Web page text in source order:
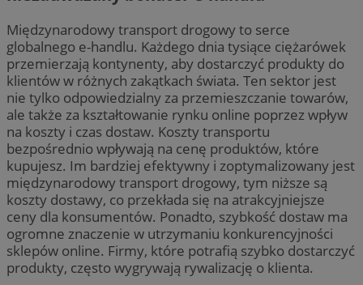
Międzynarodowy transport drogowy to serce
globalnego e-handlu. Każdego dnia tysiące ciężarówek
przemierzają kontynenty, aby dostarczyć produkty do
klientów w różnych zakątkach świata. Ten sektor jest
nie tylko odpowiedzialny za przemieszczanie towarów,
ale także za kształtowanie rynku online poprzez wpływ
na koszty i czas dostaw. Koszty transportu
bezpośrednio wpływają na cenę produktów, które
kupujesz. Im bardziej efektywny i zoptymalizowany jest
międzynarodowy transport drogowy, tym niższe są
koszty dostawy, co przekłada się na atrakcyjniejsze
ceny dla konsumentów. Ponadto, szybkość dostaw ma
ogromne znaczenie w utrzymaniu konkurencyjności
sklepów online. Firmy, które potrafią szybko dostarczyć
produkty, często wygrywają rywalizację o klienta.